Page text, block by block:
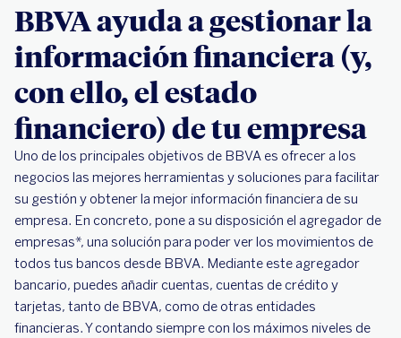
BBVA ayuda a gestionar la
información financiera (y,
con ello, el estado
financiero) de tu empresa
Uno de los principales objetivos de BBVA es ofrecer a los
negocios las mejores herramientas y soluciones para facilitar
su gestión y obtener la mejor información financiera de su
empresa. En concreto, pone a su disposición el agregador de
empresas*, una solución para poder ver los movimientos de
todos tus bancos desde BBVA. Mediante este agregador
bancario, puedes añadir cuentas, cuentas de crédito y
tarjetas, tanto de BBVA, como de otras entidades
financieras. Y contando siempre con los máximos niveles de